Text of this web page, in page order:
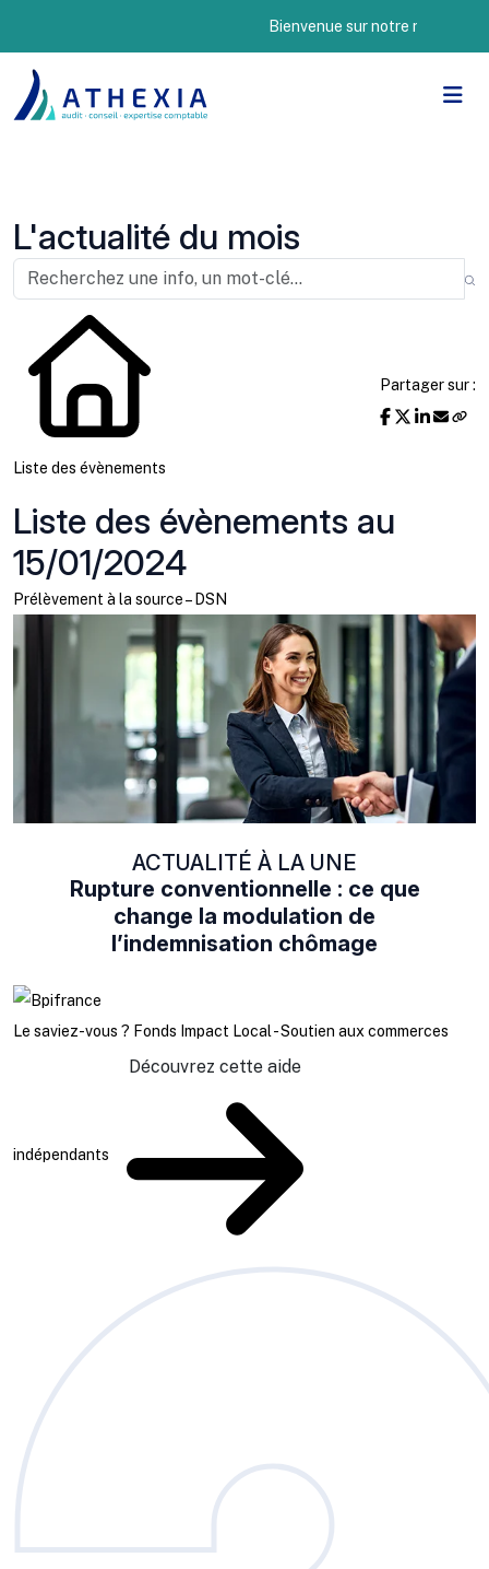
Bienvenue sur notre nouveau site
L'actualité du mois
Liste des évènements
Partager sur :
Liste des évènements au
15/01/2024
Prélèvement à la source – DSN
ACTUALITÉ À LA UNE
Rupture conventionnelle : ce que
change la modulation de
l’indemnisation chômage
Le saviez-vous ? Fonds Impact Local - Soutien aux commerces
indépendants
Découvrez cette aide